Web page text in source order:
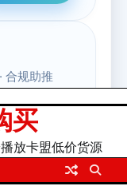
买
放卡盟低价货源